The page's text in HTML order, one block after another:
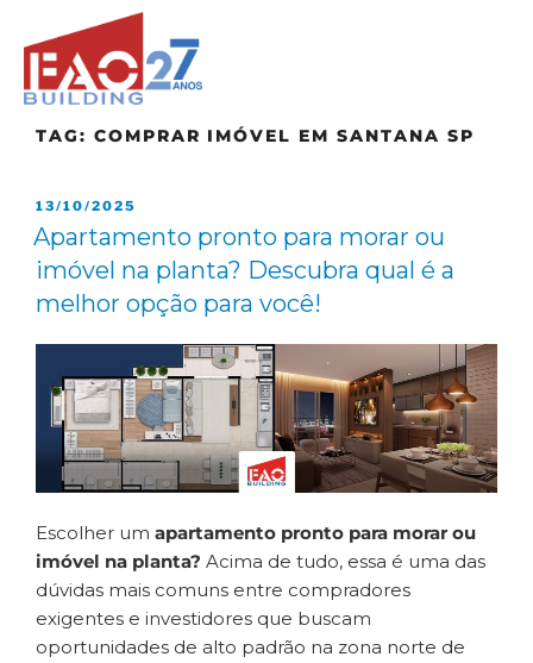
TAG: COMPRAR IMÓVEL EM SANTANA SP
13/10/2025
Apartamento pronto para morar ou
imóvel na planta? Descubra qual é a
melhor opção para você!
Escolher um apartamento pronto para morar ou
imóvel na planta? Acima de tudo, essa é uma das
dúvidas mais comuns entre compradores
exigentes e investidores que buscam
oportunidades de alto padrão na zona norte de